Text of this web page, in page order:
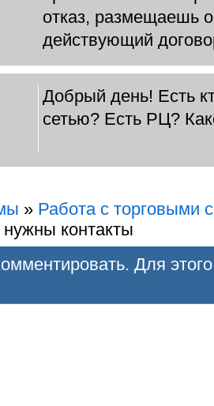
отказ, размещаешь
действующий
Добрый день! Есть
сетью? Есть РЦ?
» Работа с торговыми
нужны контакты
Для